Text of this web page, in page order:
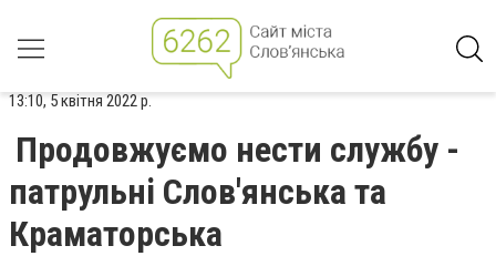
13:10, 5 квітня 2022 р.
Продовжуємо нести службу -
патрульні Слов'янська та
Краматорська